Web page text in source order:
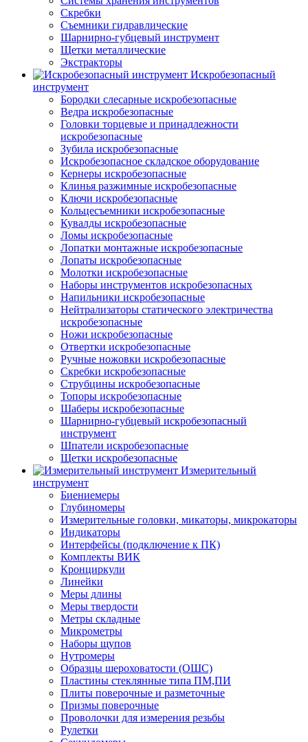
Скребки
Съемники гидравлические
Шарнирно-губцевый инструмент
Щетки металлические
Экстракторы
Искробезопасный
инструмент
Бородки слесарные искробезопасные
Ведра искробезопасные
Головки торцевые и принадлежности
искробезопасные
Зубила искробезопасные
Искробезопасное складское оборудование
Кернеры искробезопасные
Клинья разжимные искробезопасные
Ключи искробезопасные
Кольцесъемники искробезопасные
Кувалды искробезопасные
Ломы искробезопасные
Лопатки монтажные искробезопасные
Лопаты искробезопасные
Молотки искробезопасные
Наборы инструментов искробезопасных
Напильники искробезопасные
Нейтрализаторы статического электричества
искробезопасные
Ножи искробезопасные
Отвертки искробезопасные
Ручные ножовки искробезопасные
Скребки искробезопасные
Струбцины искробезопасные
Топоры искробезопасные
Шаберы искробезопасные
Шарнирно-губцевый искробезопасный
инструмент
Шпатели искробезопасные
Щетки искробезопасные
Измерительный
инструмент
Биениемеры
Глубиномеры
Измерительные головки, микаторы, микрокаторы
Индикаторы
Интерфейсы (подключение к ПК)
Комплекты ВИК
Кронциркули
Линейки
Меры длины
Меры твердости
Метры складные
Микрометры
Наборы щупов
Нутромеры
Образцы шероховатости (ОШС)
Пластины стеклянные типа ПМ,ПИ
Плиты поверочные и разметочные
Призмы поверочные
Проволочки для измерения резьбы
Рулетки